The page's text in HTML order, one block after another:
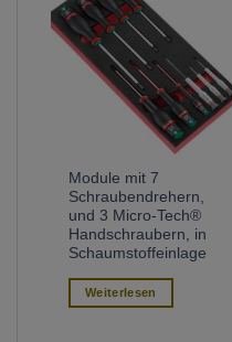
Module mit 7
Schraubendrehern,
und 3 Micro-Tech®
Handschraubern, in
Schaumstoffeinlage
Weiterlesen